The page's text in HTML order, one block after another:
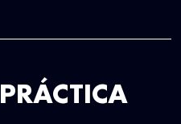
PRÁCTICA